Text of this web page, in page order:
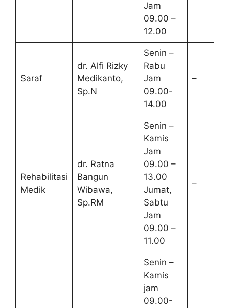
Jam
09.00 –
12.00
Saraf
dr. Alfi Rizky
Medikanto,
Sp.N
Senin –
Rabu
Jam
09.00-
14.00
–
Rehabilitasi
Medik
dr. Ratna
Bangun
Wibawa,
Sp.RM
Senin –
Kamis
Jam
09.00 –
13.00
Jumat,
Sabtu
Jam
09.00 –
11.00
–
Senin –
Kamis
jam
09.00-